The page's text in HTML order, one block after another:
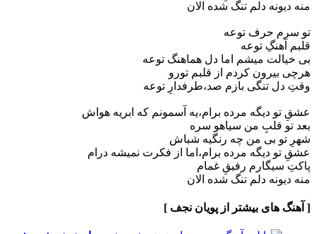
منه دیونه دلم تنگ شده الان
تو سرم حرف توعه
قلبم آهنگِ توعه
بی خیالت میشم اما دل هماهنگ توعه
هر‌چی بیرون کردم از قلبم تورو
وقتِ دل تنگی بازم صد،طرفدارِ توعه
عشقِ تو دیگه مرده برام،یه آسمونم که ابریه هواش
بعد تو قلبِ من سیاهو سره
شهرِ تو بی من چه رنگیه شباش
عشقِ تو دیگه مرده برام،اما از فکرت نمیشه درام
پاکتِ سیگارم رفیقِ غمام
منه دیونه دلم تنگ شده الان
[ آهنگ های بیشتر از پویان نجف ]